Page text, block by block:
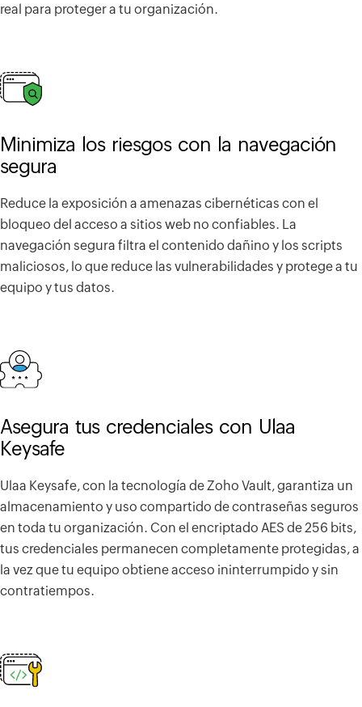
real para proteger a tu organización.
Minimiza los riesgos con la navegación
segura
Reduce la exposición a amenazas cibernéticas con el
bloqueo del acceso a sitios web no confiables. La
navegación segura filtra el contenido dañino y los scripts
maliciosos, lo que reduce las vulnerabilidades y protege a tu
equipo y tus datos.
Asegura tus credenciales con Ulaa
Keysafe
Ulaa Keysafe, con la tecnología de Zoho Vault, garantiza un
almacenamiento y uso compartido de contraseñas seguros
en toda tu organización. Con el encriptado AES de 256 bits,
tus credenciales permanecen completamente protegidas, a
la vez que tu equipo obtiene acceso ininterrumpido y sin
contratiempos.